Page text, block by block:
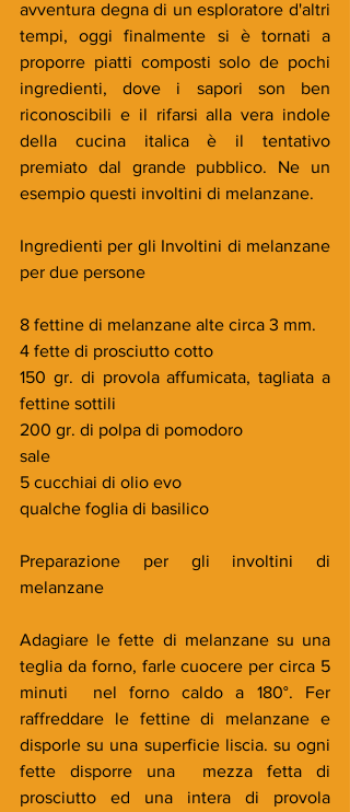
avventura degna di un esploratore d'altri
tempi, oggi finalmente si è tornati a
proporre piatti composti solo de pochi
ingredienti, dove i sapori son ben
riconoscibili e il rifarsi alla vera indole
della cucina italica è il tentativo
premiato dal grande pubblico. Ne un
esempio questi involtini di melanzane.
Ingredienti per gli Involtini di melanzane
per due persone
8 fettine di melanzane alte circa 3 mm.
4 fette di prosciutto cotto
150 gr. di provola affumicata, tagliata a
fettine sottili
200 gr. di polpa di pomodoro
sale
5 cucchiai di olio evo
qualche foglia di basilico
Preparazione per gli involtini di
melanzane
Adagiare le fette di melanzane su una
teglia da forno, farle cuocere per circa 5
minuti  nel forno caldo a 180°. Fer
raffreddare le fettine di melanzane e
disporle su una superficie liscia. su ogni
fette disporre una  mezza fetta di
prosciutto ed una intera di provola